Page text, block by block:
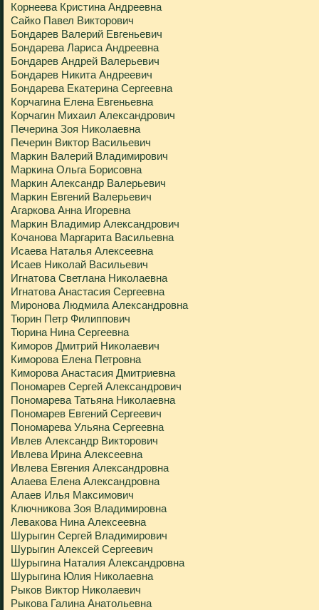
Корнеева Кристина Андреевна
Сайко Павел Викторович
Бондарев Валерий Евгеньевич
Бондарева Лариса Андреевна
Бондарев Андрей Валерьевич
Бондарев Никита Андреевич
Бондарева Екатерина Сергеевна
Корчагина Елена Евгеньевна
Корчагин Михаил Александрович
Печерина Зоя Николаевна
Печерин Виктор Васильевич
Маркин Валерий Владимирович
Маркина Ольга Борисовна
Маркин Александр Валерьевич
Маркин Евгений Валерьевич
Агаркова Анна Игоревна
Маркин Владимир Александрович
Кочанова Маргарита Васильевна
Исаева Наталья Алексеевна
Исаев Николай Васильевич
Игнатова Светлана Николаевна
Игнатова Анастасия Сергеевна
Миронова Людмила Александровна
Тюрин Петр Филиппович
Тюрина Нина Сергеевна
Киморов Дмитрий Николаевич
Киморова Елена Петровна
Киморова Анастасия Дмитриевна
Пономарев Сергей Александрович
Пономарева Татьяна Николаевна
Пономарев Евгений Сергеевич
Пономарева Ульяна Сергеевна
Ивлев Александр Викторович
Ивлева Ирина Алексеевна
Ивлева Евгения Александровна
Алаева Елена Александровна
Алаев Илья Максимович
Ключникова Зоя Владимировна
Левакова Нина Алексеевна
Шурыгин Сергей Владимирович
Шурыгин Алексей Сергеевич
Шурыгина Наталия Александровна
Шурыгина Юлия Николаевна
Рыков Виктор Николаевич
Рыкова Галина Анатольевна